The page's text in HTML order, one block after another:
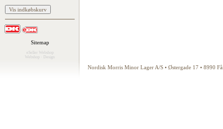
Sitemap
eSeller Webshop
Webshop
Design
Nordisk Morris Minor Lager A/S • Østergade 17 • 8990